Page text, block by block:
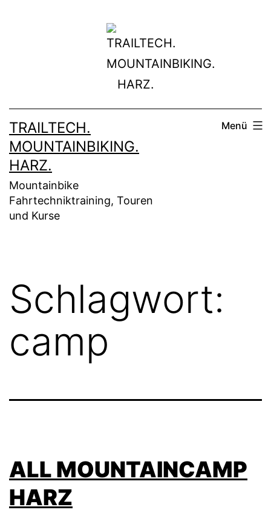
TRAILTECH.
MOUNTAINBIKING.
HARZ.
Mountainbike
Fahrtechniktraining, Touren
und Kurse
Menü
Schlagwort:
camp
ALL MOUNTAINCAMP
HARZ